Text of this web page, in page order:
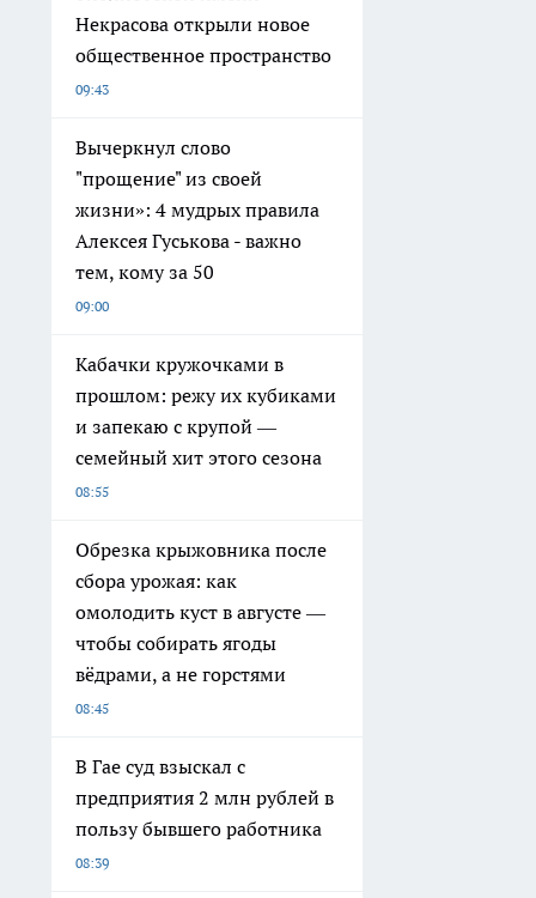
Некрасова открыли новое
общественное пространство
09:43
Вычеркнул слово
"прощение" из своей
жизни»: 4 мудрых правила
Алексея Гуськова - важно
тем, кому за 50
09:00
Кабачки кружочками в
прошлом: режу их кубиками
и запекаю с крупой —
семейный хит этого сезона
08:55
Обрезка крыжовника после
сбора урожая: как
омолодить куст в августе —
чтобы собирать ягоды
вёдрами, а не горстями
08:45
В Гае суд взыскал с
предприятия 2 млн рублей в
пользу бывшего работника
08:39